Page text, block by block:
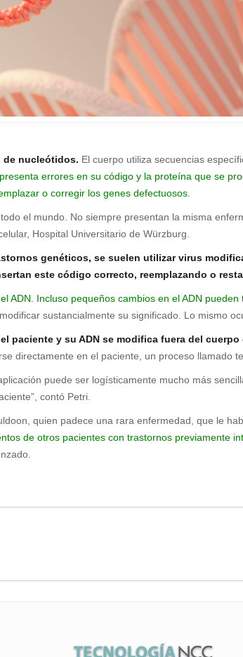
de nucleótidos. El cuerpo utiliza secuencias
errores en su código y la proteína que se
o corregir los genes defectuosos.
el mundo. No siempre presentan la misma
Hospital Universitario de Würzburg.
genéticos, se suelen utilizar virus
este código correcto, reemplazando o
Incluso pequeños cambios en el ADN pueden
sustancialmente su significado. Lo mismo
paciente y su ADN se modifica fuera del cuerpo
directamente en el paciente, un proceso llamado
puede ser logísticamente mucho más
contó Petri.
quien padece una rara enfermedad, que le
de otros pacientes con trastornos previamente